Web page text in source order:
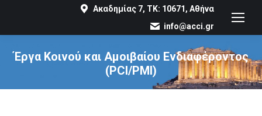
Ακαδημίας 7, ΤΚ: 10671, Αθήνα
info@acci.gr
Έργα Κοινού και Αμοιβαίου Ενδιαφέροντος
(PCI/PMI)
You are here: